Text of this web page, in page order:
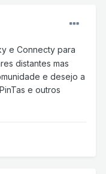
e Connecty para
distantes mas
e desejo a
e outros